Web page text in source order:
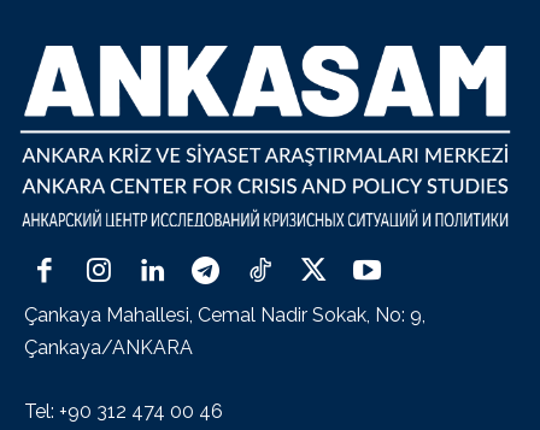
Çankaya Mahallesi, Cemal Nadir Sokak, No: 9,
Çankaya/ANKARA
Tel: +90 312 474 00 46